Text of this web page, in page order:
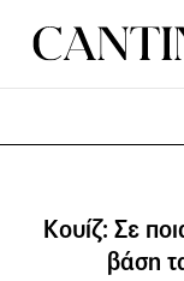
Κουίζ: Σε
βάση